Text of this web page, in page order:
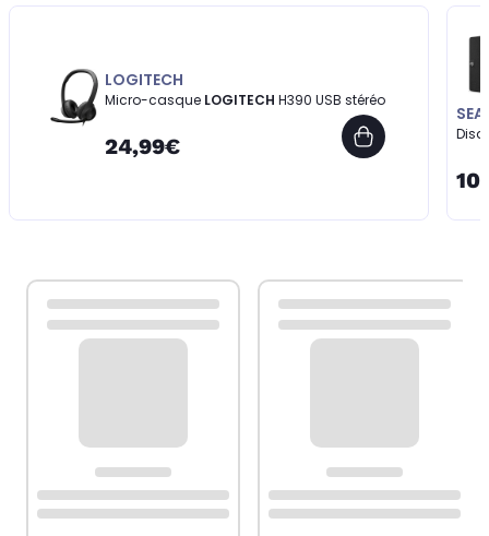
LOGITECH
Micro-casque LOGITECH H390 USB stéréo
24,99€